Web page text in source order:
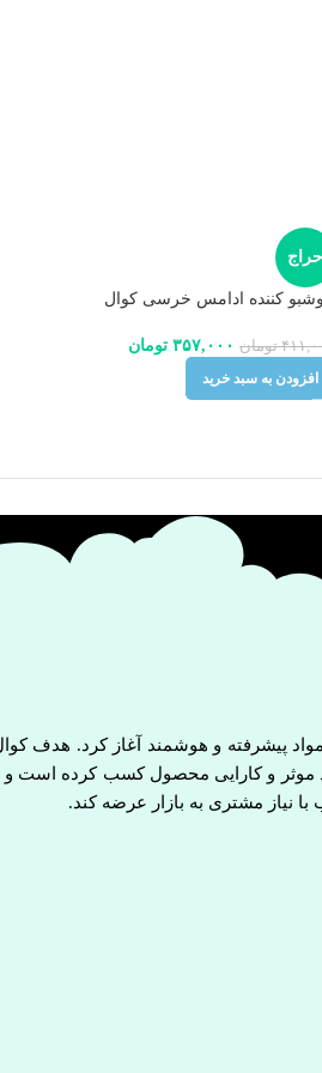
حراج
کننده ادامس خرسی کوال
تومان ۳۵۷,۰۰۰ تومان
افزودن به سبد خرید
مواد پیشرفته و هوشمند آغاز کرد. هدف
نیاز مشتری به بازار عرضه کند.